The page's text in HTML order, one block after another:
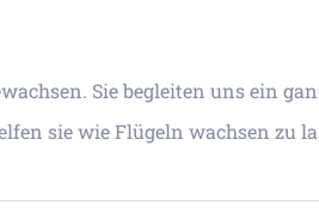
Sie begleiten uns ein
sie wie Flügeln wachsen zu